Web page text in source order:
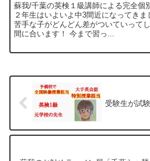
蘇我/千葉の英検１級講師による完全個
２年生はいよいよ中3間近になってき
苦手な子がどんどん差がついていって
間に合います！ 今まで習っ...
受験生が試